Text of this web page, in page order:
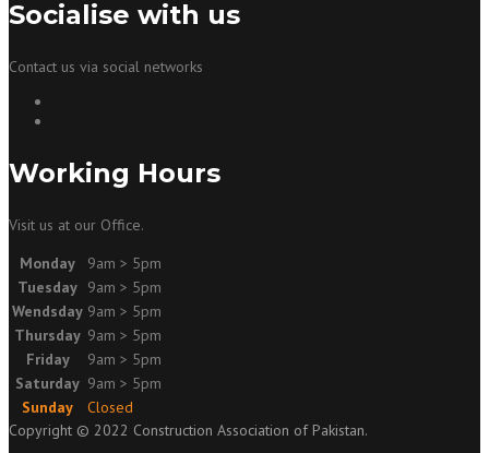
Socialise with us
Contact us via social networks
Working Hours
Visit us at our Office.
Monday
9am > 5pm
Tuesday 9am > 5pm
Wendsday 9am > 5pm
Thursday 9am > 5pm
Friday
9am > 5pm
Saturday 9am > 5pm
Sunday
Closed
Copyright © 2022 Construction Association of Pakistan.